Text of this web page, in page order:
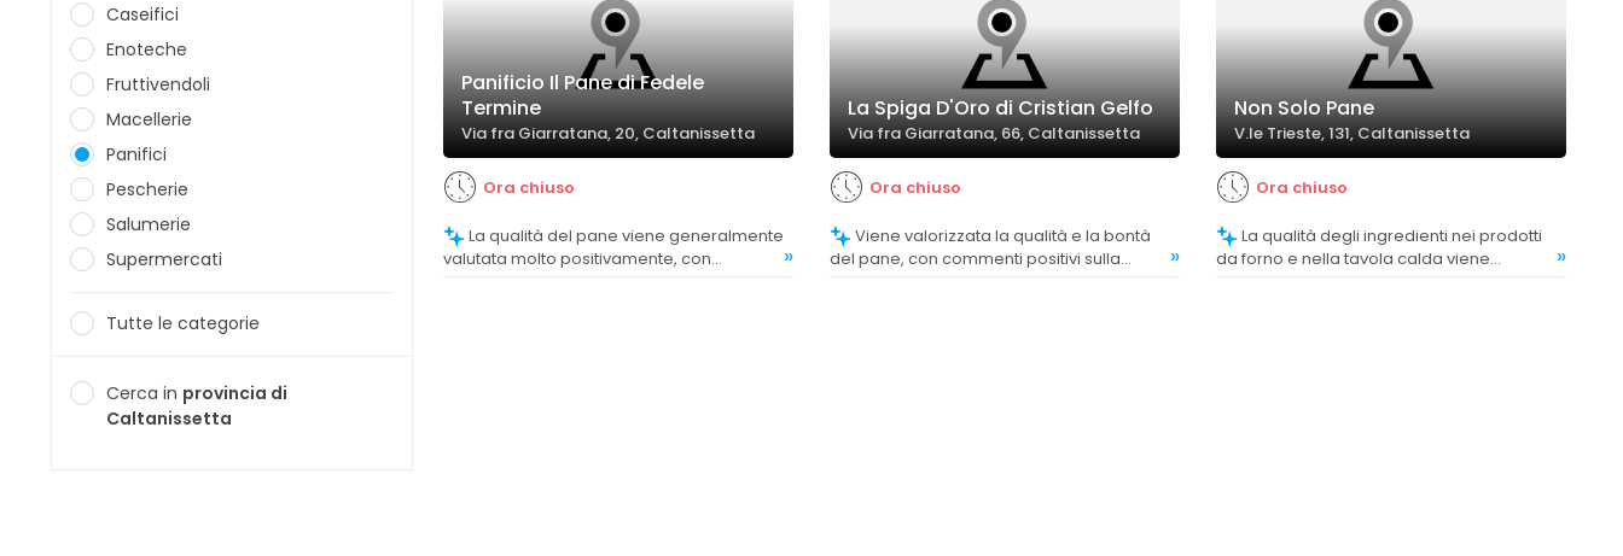
Caseifici
Enoteche
Fruttivendoli
Macellerie
Panifici
Pescherie
Salumerie
Supermercati
Tutte le categorie
Cerca in provincia di
Caltanissetta
Panificio Il Pane di Fedele
Termine
Via fra Giarratana, 20, Caltanissetta
Ora chiuso
valutata molto positivamente, con
»
La Spiga D'Oro di Cristian Gelfo
Via fra Giarratana, 66, Caltanissetta
Ora chiuso
Viene valorizzata la qualità e la bontà
del pane, con commenti positivi sulla
»
Non Solo Pane
V.le Trieste, 131, Caltanissetta
Ora chiuso
La qualità degli ingredienti nei prodotti
da forno e nella tavola calda viene
»